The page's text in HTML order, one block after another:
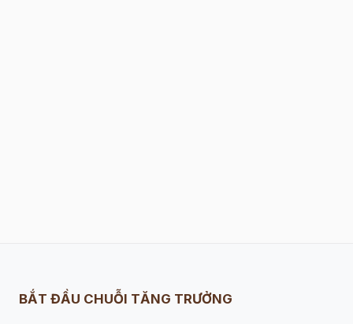
BẮT ĐẦU CHUỖI TĂNG TRƯỞNG